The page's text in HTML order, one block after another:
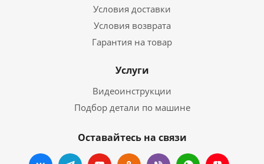
Условия доставки
Условия возврата
Гарантия на товар
Услуги
Видеоинструкции
Подбор детали по машине
Оставайтесь на связи